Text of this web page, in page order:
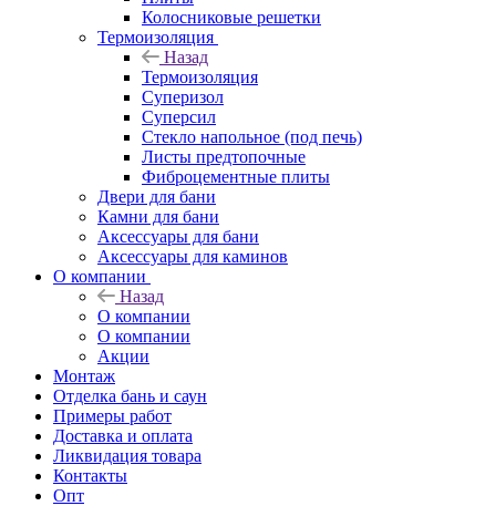
Колосниковые решетки
Термоизоляция
Назад
Термоизоляция
Суперизол
Суперсил
Стекло напольное (под печь)
Листы предтопочные
Фиброцементные плиты
Двери для бани
Камни для бани
Аксессуары для бани
Аксессуары для каминов
О компании
Назад
О компании
О компании
Акции
Монтаж
Отделка бань и саун
Примеры работ
Доставка и оплата
Ликвидация товара
Контакты
Опт